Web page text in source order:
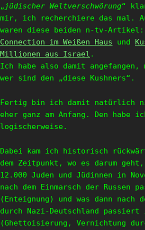
„jüdischer Weltverschwörung“
mir, ich recherchiere das mal.
waren diese beiden n-tv-Artikel:
Connection im Weißen Haus und
Millionen aus Israel .
Ich habe also damit angefangen,
wer sind den „diese Kushners“.
Fertig bin ich damit natürlich
eher ganz am Anfang. Den habe
logischerweise.
Dabei kam ich historisch
dem Zeitpunkt, wo es darum
12.000 Juden und Jüdinnen in
nach dem Einmarsch der Russen
(Enteignung) und was dann nach
durch Nazi-Deutschland
(Ghettoisierung, Vernichtung